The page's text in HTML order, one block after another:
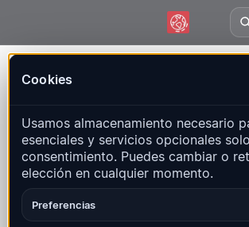
Cookies
Usamos almacenamiento necesario
esenciales y servicios opcionales
consentimiento. Puedes cambiar o
elección en cualquier momento.
Preferencias
QuakeMap24
Mapa en vivo, estadísticas y eventos
Abrir mapa histórico Últimos en
Resumen Mapa Recientes Gráficos